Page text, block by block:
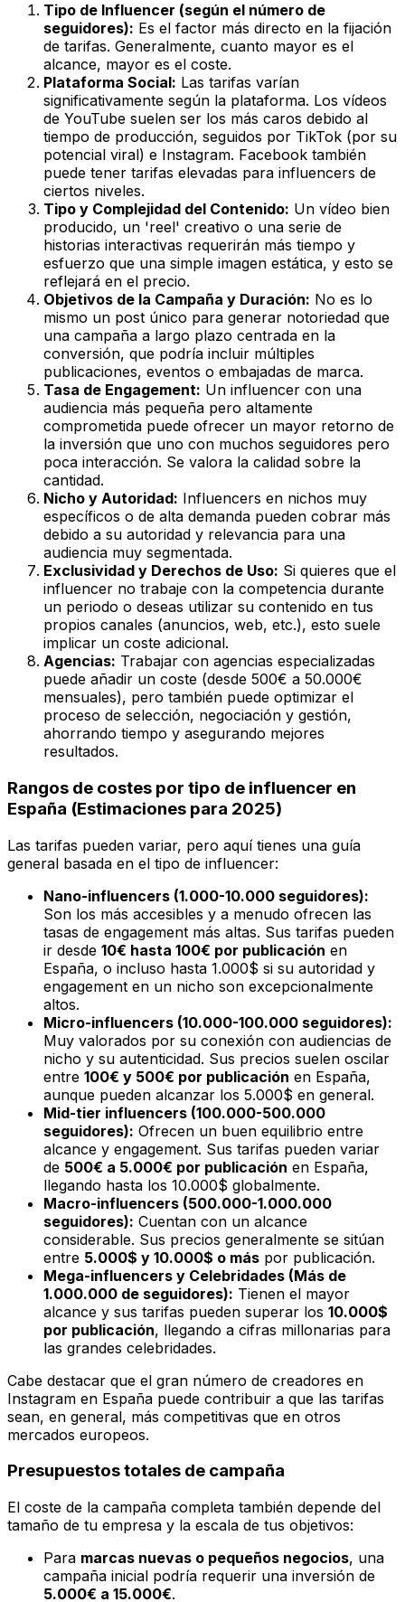
Tipo de Influencer (según el número de
seguidores): Es el factor más directo en la fijación
de tarifas. Generalmente, cuanto mayor es el
alcance, mayor es el coste.
Plataforma Social: Las tarifas varían
significativamente según la plataforma. Los vídeos
de YouTube suelen ser los más caros debido al
tiempo de producción, seguidos por TikTok (por su
potencial viral) e Instagram. Facebook también
puede tener tarifas elevadas para influencers de
ciertos niveles.
Tipo y Complejidad del Contenido: Un vídeo bien
producido, un 'reel' creativo o una serie de
historias interactivas requerirán más tiempo y
esfuerzo que una simple imagen estática, y esto se
reflejará en el precio.
Objetivos de la Campaña y Duración: No es lo
mismo un post único para generar notoriedad que
una campaña a largo plazo centrada en la
conversión, que podría incluir múltiples
publicaciones, eventos o embajadas de marca.
Tasa de Engagement: Un influencer con una
audiencia más pequeña pero altamente
comprometida puede ofrecer un mayor retorno de
la inversión que uno con muchos seguidores pero
poca interacción. Se valora la calidad sobre la
cantidad.
Nicho y Autoridad: Influencers en nichos muy
específicos o de alta demanda pueden cobrar más
debido a su autoridad y relevancia para una
audiencia muy segmentada.
Exclusividad y Derechos de Uso: Si quieres que el
influencer no trabaje con la competencia durante
un periodo o deseas utilizar su contenido en tus
propios canales (anuncios, web, etc.), esto suele
implicar un coste adicional.
Agencias: Trabajar con agencias especializadas
puede añadir un coste (desde 500€ a 50.000€
mensuales), pero también puede optimizar el
proceso de selección, negociación y gestión,
ahorrando tiempo y asegurando mejores
resultados.
Rangos de costes por tipo de influencer en
España (Estimaciones para 2025)
Las tarifas pueden variar, pero aquí tienes una guía
general basada en el tipo de influencer:
Nano-influencers (1.000-10.000 seguidores):
Son los más accesibles y a menudo ofrecen las
tasas de engagement más altas. Sus tarifas pueden
ir desde 10€ hasta 100€ por publicación en
España, o incluso hasta 1.000$ si su autoridad y
engagement en un nicho son excepcionalmente
altos.
Micro-influencers (10.000-100.000 seguidores):
Muy valorados por su conexión con audiencias de
nicho y su autenticidad. Sus precios suelen oscilar
entre 100€ y 500€ por publicación en España,
aunque pueden alcanzar los 5.000$ en general.
Mid-tier influencers (100.000-500.000
seguidores): Ofrecen un buen equilibrio entre
alcance y engagement. Sus tarifas pueden variar
de 500€ a 5.000€ por publicación en España,
llegando hasta los 10.000$ globalmente.
Macro-influencers (500.000-1.000.000
seguidores): Cuentan con un alcance
considerable. Sus precios generalmente se sitúan
entre 5.000$ y 10.000$ o más por publicación.
Mega-influencers y Celebridades (Más de
1.000.000 de seguidores): Tienen el mayor
alcance y sus tarifas pueden superar los 10.000$
por publicación, llegando a cifras millonarias para
las grandes celebridades.
Cabe destacar que el gran número de creadores en
Instagram en España puede contribuir a que las tarifas
sean, en general, más competitivas que en otros
mercados europeos.
Presupuestos totales de campaña
El coste de la campaña completa también depende del
tamaño de tu empresa y la escala de tus objetivos:
Para marcas nuevas o pequeños negocios, una
campaña inicial podría requerir una inversión de
5.000€ a 15.000€.